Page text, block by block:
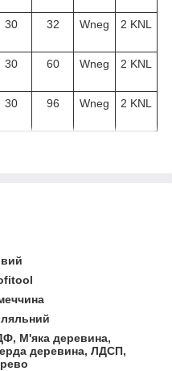
30 32 Wneg 2 KNL
30 60 Wneg 2 KNL
30 96 Wneg 2 KNL
М'яка деревина,
деревина, ЛДСП,